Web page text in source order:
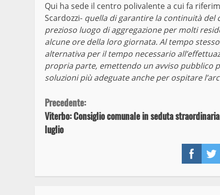
Qui ha sede il centro polivalente a cui fa
Scardozzi- quella di garantire la continuità del
prezioso luogo di aggregazione per molti
alcune ore della loro giornata. Al tempo
alternativa per il tempo necessario
propria parte, emettendo un avviso pubblico
soluzioni più adeguate anche per ospitare
Continue
Reading
Precedente:
Viterbo: Consiglio comunale in seduta
luglio